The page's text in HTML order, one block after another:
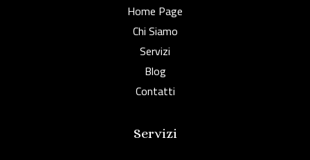
Home Page
Chi Siamo
Servizi
Blog
Contatti
Servizi